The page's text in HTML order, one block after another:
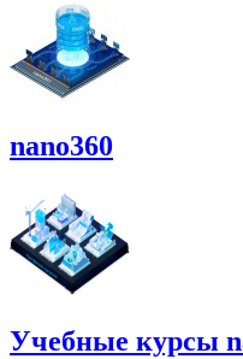
nano360
Учебные курсы